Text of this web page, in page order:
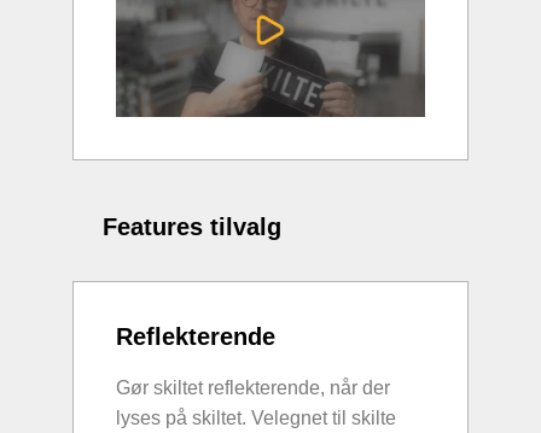
Features tilvalg
Reflekterende
Gør skiltet reflekterende, når der
lyses på skiltet. Velegnet til skilte